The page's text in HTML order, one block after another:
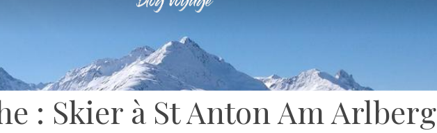
: Skier à St Anton Am Arlberg